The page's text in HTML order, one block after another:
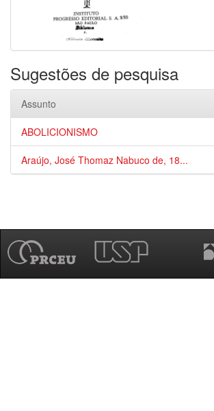
Sugestões de pesquisa
Assunto
ABOLICIONISMO
Araújo, José Thomaz Nabuco de, 18...